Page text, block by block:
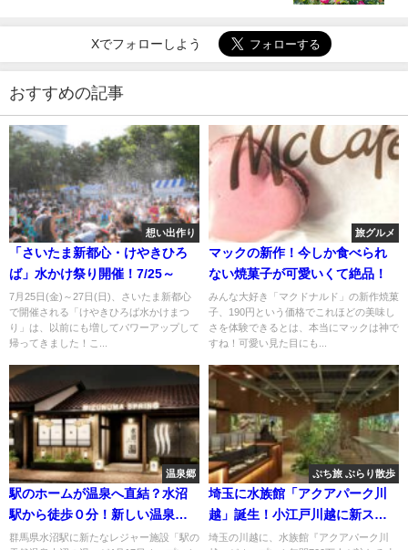
Xでフォローしよう
おすすめの記事
想い出作り
「さいたま新都心・けやきひろ
ば」水かけ祭り開催！7/25～
7月25日(金)～27日(日)、さいたま新都心
で開催される「けやきひろば水かけまつ
り」は、以前にも増してパワーアップして
帰ってきました！こ...
旅グルメ
マックの新作！今しか食べられ
ない焼菓子が可愛いくて絶品！
みんな大好き「マクドナルド」の新作焼菓
子、190円という価格でこれほどの美味し
さを体験できるとは、本当にマックは神で
すね！可愛い見た目にも...
温泉郷
駅のホームが温泉へ直結？水沼
駅から徒歩０分！新しい温泉施
設の魅力とは？
群馬県水沼駅に新たなレジャー施設「駅の
ぷち旅 ぶらり散歩
埼玉に水族館「アクアパーク川
越」誕生！小江戸川越に新スポ
ット
埼玉の川越に、水族館『アクアパーク川